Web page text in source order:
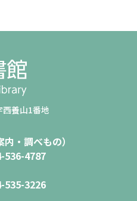
養山1番地
・調べもの）
536-4787
535-3226